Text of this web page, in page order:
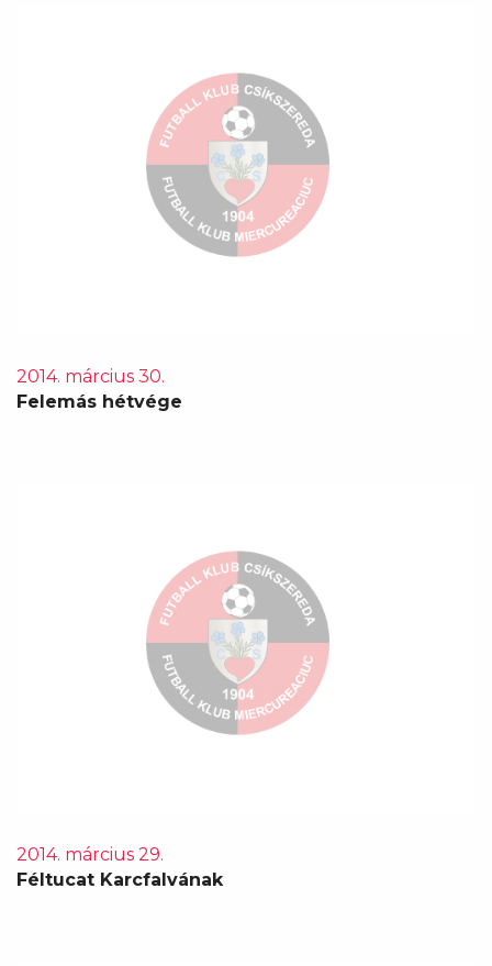
2014. március 30.
Felemás hétvége
2014. március 29.
Féltucat Karcfalvának